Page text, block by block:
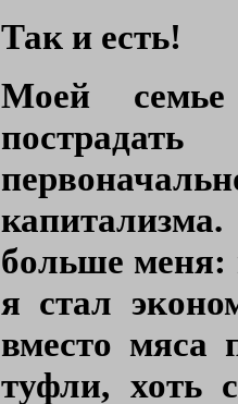
Так и есть!
Моей
больше меня:
я стал
вместо мяса
туфли, хоть